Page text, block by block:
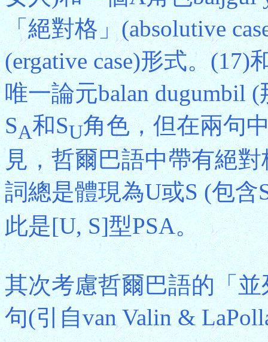
「絕對格」(absolutive
(ergative case)形式。
唯一論元balan dugumbil
SA和SU角色，但在兩句
見，哲爾巴語中帶有絕
詞總是體現為U或S (包含
此是[U, S]型PSA。
其次考慮哲爾巴語的「
句(引自van Valin &